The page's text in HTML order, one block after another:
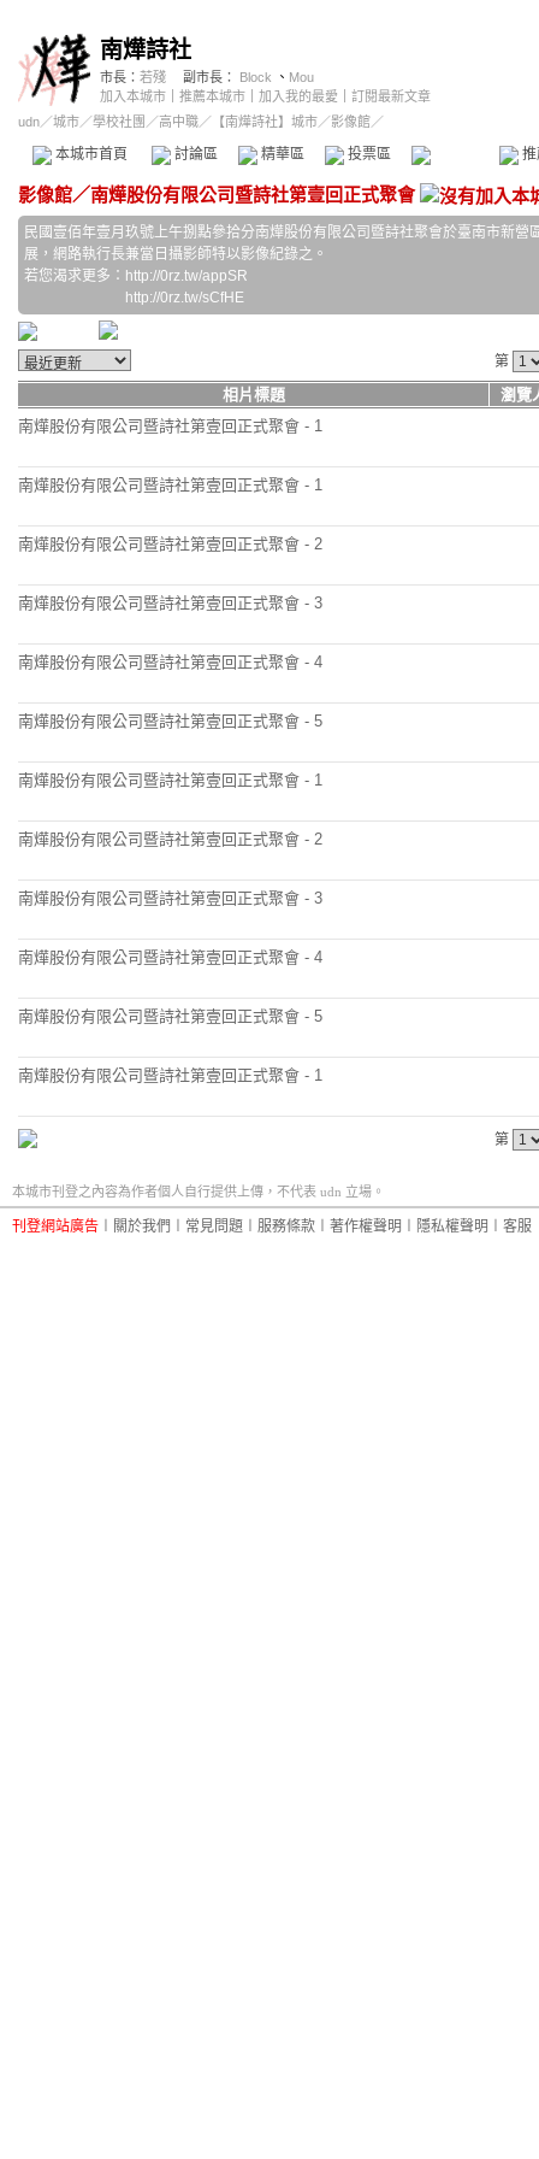
南燁詩社
市長： 若殘 副市長： Block 、 Mou
加入本城市
推薦本城市 加入我的最愛
訂閱最新文章
udn／城市／學校社團 ／高中職／ 【南燁詩社】城市／影像館／
本城市首頁 討論區 精華區 投票區 影像館
影像館／南燁股份有限公司暨詩社第壹回正式聚會
民國壹佰年壹月玖號上午捌點參拾分南燁股份有限公司暨詩社聚會於臺南市新
展，網路執行長兼當日攝影師特以影像紀錄之。
若您渴求更多：http://0rz.tw/appSR
http://0rz.tw/sCfHE
第
相片標題
瀏覽
南燁股份有限公司暨詩社第壹回正式聚會 - 1
南燁股份有限公司暨詩社第壹回正式聚會 - 1
南燁股份有限公司暨詩社第壹回正式聚會 - 2
南燁股份有限公司暨詩社第壹回正式聚會 - 3
南燁股份有限公司暨詩社第壹回正式聚會 - 4
南燁股份有限公司暨詩社第壹回正式聚會 - 5
南燁股份有限公司暨詩社第壹回正式聚會 - 1
南燁股份有限公司暨詩社第壹回正式聚會 - 2
南燁股份有限公司暨詩社第壹回正式聚會 - 3
南燁股份有限公司暨詩社第壹回正式聚會 - 4
南燁股份有限公司暨詩社第壹回正式聚會 - 5
南燁股份有限公司暨詩社第壹回正式聚會 - 1
第
本城市刊登之內容為作者個人自行提供上傳，不代表 udn 立場。
刊登網站廣告 關於我們 常見問題 服務條款 著作權聲明 隱私權聲明 客服